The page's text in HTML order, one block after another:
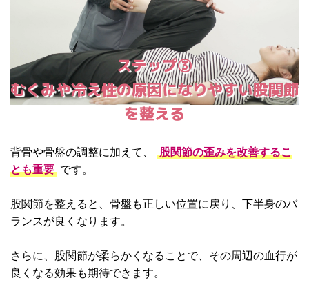
ステップ③
むくみや冷え性の原因になりやすい股関節
を整える
背骨や骨盤の調整に加えて、
股関節の歪みを改善するこ
とも重要 です。
股関節を整えると、骨盤も正しい位置に戻り、下半身のバ
ランスが良くなります。
さらに、股関節が柔らかくなることで、その周辺の血行が
良くなる効果も期待できます。